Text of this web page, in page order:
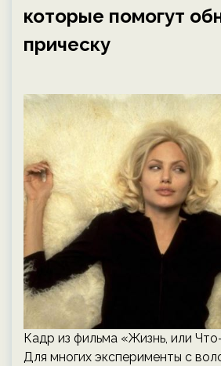
которые помогут
прическу
Кадр из фильма «Жизнь, или
Для многих эксперименты с